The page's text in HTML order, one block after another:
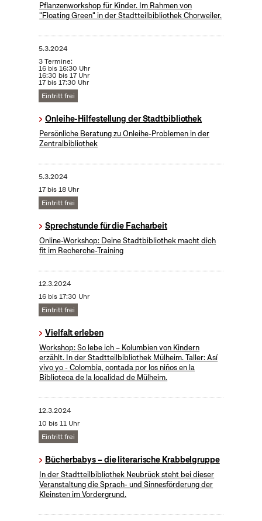
Pflanzenworkshop für Kinder. Im Rahmen von
"Floating Green" in der Stadtteilbibliothek Chorweiler.
5.3.2024
3 Termine:
16 bis 16:30 Uhr
16:30 bis 17 Uhr
17 bis 17:30 Uhr
Eintritt frei
Onleihe-Hilfestellung der Stadtbibliothek
Persönliche Beratung zu Onleihe-Problemen in der
Zentralbibliothek
5.3.2024
17 bis 18 Uhr
Eintritt frei
Sprechstunde für die Facharbeit
Online-Workshop: Deine Stadtbibliothek macht dich
fit im Recherche-Training
12.3.2024
16 bis 17:30 Uhr
Eintritt frei
Vielfalt erleben
Workshop: So lebe ich – Kolumbien von Kindern
erzählt. In der Stadtteilbibliothek Mülheim. Taller: Así
vivo yo - Colombia, contada por los niños en la
Biblioteca de la localidad de Mülheim.
12.3.2024
10 bis 11 Uhr
Eintritt frei
Bücherbabys – die literarische Krabbelgruppe
In der Stadtteilbibliothek Neubrück steht bei dieser
Veranstaltung die Sprach- und Sinnesförderung der
Kleinsten im Vordergrund.